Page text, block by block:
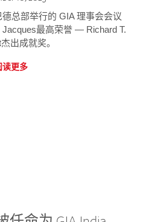
总部举行的 GIA 理事会会议
Jacques最高荣誉 — Richard T.
出成就奖。
读更多